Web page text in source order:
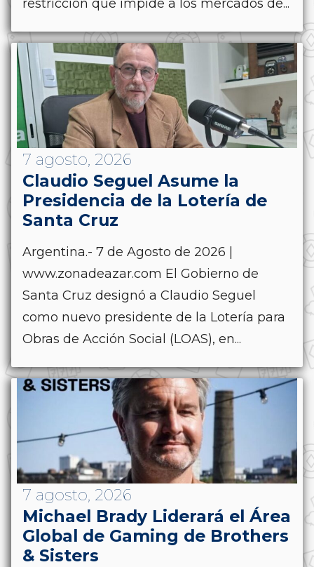
restricción que impide a los mercados de...
7 agosto, 2026
Claudio Seguel Asume la
Presidencia de la Lotería de
Santa Cruz
Argentina.- 7 de Agosto de 2026 |
www.zonadeazar.com El Gobierno de
Santa Cruz designó a Claudio Seguel
como nuevo presidente de la Lotería para
Obras de Acción Social (LOAS), en...
7 agosto, 2026
Michael Brady Liderará el Área
Global de Gaming de Brothers
& Sisters